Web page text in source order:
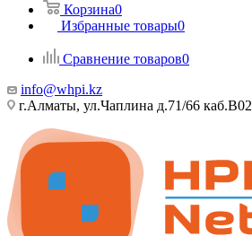
Корзина0
Избранные товары0
Сравнение товаров0
info@whpi.kz
г.Алматы, ул.Чаплина д.71/66 каб.B02